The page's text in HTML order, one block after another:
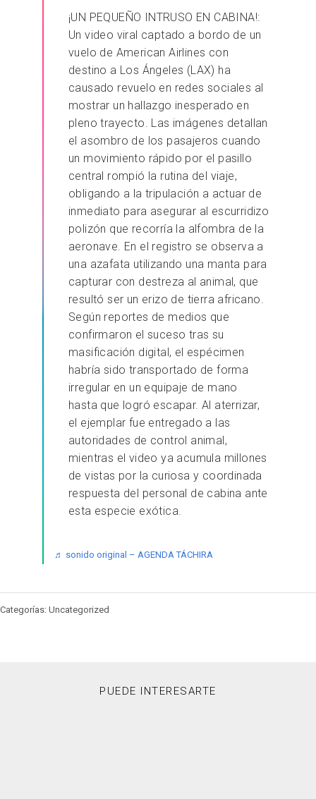
¡UN PEQUEÑO INTRUSO EN CABINA!:
Un video viral captado a bordo de un
vuelo de American Airlines con
destino a Los Ángeles (LAX) ha
causado revuelo en redes sociales al
mostrar un hallazgo inesperado en
pleno trayecto. Las imágenes detallan
el asombro de los pasajeros cuando
un movimiento rápido por el pasillo
central rompió la rutina del viaje,
obligando a la tripulación a actuar de
inmediato para asegurar al escurridizo
polizón que recorría la alfombra de la
aeronave. ​En el registro se observa a
una azafata utilizando una manta para
capturar con destreza al animal, que
resultó ser un erizo de tierra africano.
Según reportes de medios que
confirmaron el suceso tras su
masificación digital, el espécimen
habría sido transportado de forma
irregular en un equipaje de mano
hasta que logró escapar. Al aterrizar,
el ejemplar fue entregado a las
autoridades de control animal,
mientras el video ya acumula millones
de vistas por la curiosa y coordinada
respuesta del personal de cabina ante
esta especie exótica.
♬ sonido original – AGENDA TÁCHIRA
Categorías: Uncategorized
PUEDE INTERESARTE